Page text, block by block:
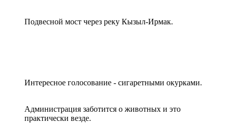
Подвесной мост через реку Кызыл-Ирмак.
Интересное голосование - сигаретными окурками.
Администрация заботится о животных и это
практически везде.